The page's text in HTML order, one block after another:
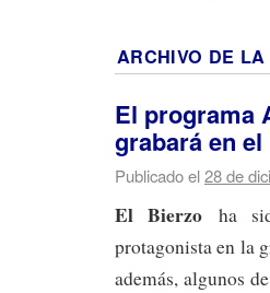
ARCHIVO DE
El programa
grabará en
Publicado el28 de
El Bierzo ha
protagonista en la
además, algunos